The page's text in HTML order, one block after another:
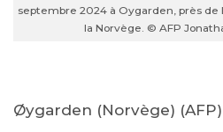
septembre 2024 à Oygarden, près
la Norvège. © AFP
Øygarden (Norvège)